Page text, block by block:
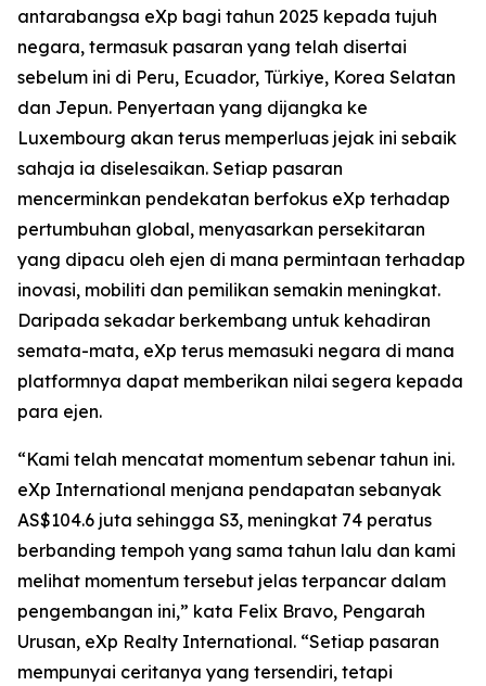
antarabangsa eXp bagi tahun 2025 kepada tujuh
negara, termasuk pasaran yang telah disertai
sebelum ini di Peru, Ecuador, Türkiye, Korea Selatan
dan Jepun. Penyertaan yang dijangka ke
Luxembourg akan terus memperluas jejak ini sebaik
sahaja ia diselesaikan. Setiap pasaran
mencerminkan pendekatan berfokus eXp terhadap
pertumbuhan global, menyasarkan persekitaran
yang dipacu oleh ejen di mana permintaan terhadap
inovasi, mobiliti dan pemilikan semakin meningkat.
Daripada sekadar berkembang untuk kehadiran
semata-mata, eXp terus memasuki negara di mana
platformnya dapat memberikan nilai segera kepada
para ejen.
“Kami telah mencatat momentum sebenar tahun ini.
eXp International menjana pendapatan sebanyak
AS$104.6 juta sehingga S3, meningkat 74 peratus
berbanding tempoh yang sama tahun lalu dan kami
melihat momentum tersebut jelas terpancar dalam
pengembangan ini,” kata Felix Bravo, Pengarah
Urusan, eXp Realty International. “Setiap pasaran
mempunyai ceritanya yang tersendiri, tetapi